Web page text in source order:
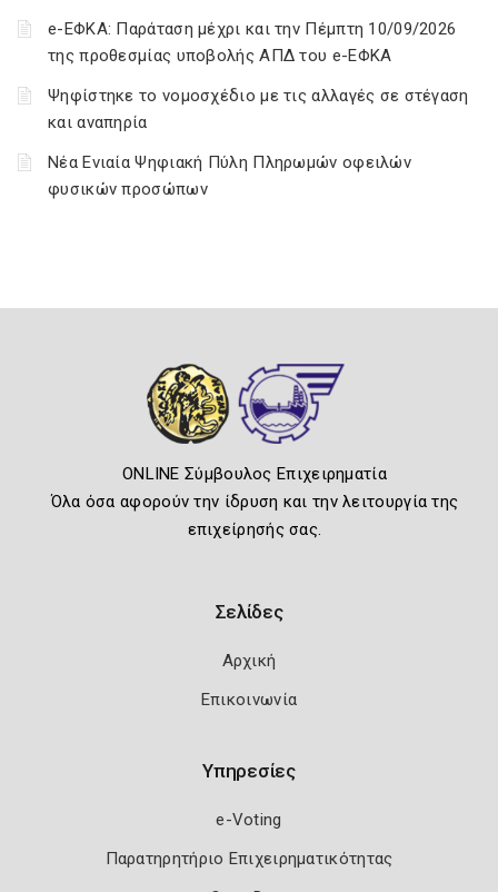
e-ΕΦΚΑ: Παράταση μέχρι και την Πέμπτη 10/09/2026
της προθεσμίας υποβολής ΑΠΔ του e-ΕΦΚΑ
Ψηφίστηκε το νομοσχέδιο με τις αλλαγές σε στέγαση
και αναπηρία
Νέα Ενιαία Ψηφιακή Πύλη Πληρωμών οφειλών
φυσικών προσώπων
ONLINE Σύμβουλος Επιχειρηματία
Όλα όσα αφορούν την ίδρυση και την λειτουργία της
επιχείρησής σας.
Σελίδες
Αρχική
Επικοινωνία
Υπηρεσίες
e-Voting
Παρατηρητήριο Επιχειρηματικότητας